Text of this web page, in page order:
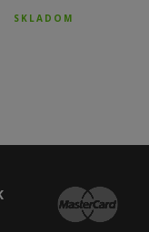
SKLADOM